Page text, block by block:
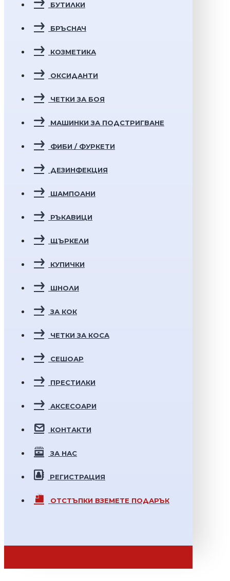
БУТИЛКИ
БРЪСНАЧ
КОЗМЕТИКА
ОКСИДАНТИ
ЧЕТКИ ЗА БОЯ
МАШИНКИ ЗА ПОДСТРИГВАНЕ
ФИБИ / ФУРКЕТИ
ДЕЗИНФЕКЦИЯ
ШАМПОАНИ
РЪКАВИЦИ
ЩЪРКЕЛИ
КУПИЧКИ
ШНОЛИ
ЗА КОК
ЧЕТКИ ЗА КОСА
СЕШОАР
ПРЕСТИЛКИ
АКСЕСОАРИ
КОНТАКТИ
ЗА НАС
РЕГИСТРАЦИЯ
ОТСТЪПКИ ВЗЕМЕТЕ ПОДАРЪК